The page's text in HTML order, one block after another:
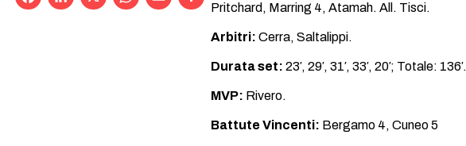
Pritchard, Marring 4, Atamah. All. Tisci.
Arbitri: Cerra, Saltalippi.
Durata set: 23′, 29′, 31′, 33′, 20′; Totale: 136′.
MVP: Rivero.
Battute Vincenti: Bergamo 4, Cuneo 5